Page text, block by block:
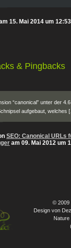
15. Mai 2014 um 12:53
& Pingbacks
“canonical” unter der
aufgebaut, welches
SEO: Canonical URLs
am 09. Mai 2012 um
© 2009
Design von
Nature